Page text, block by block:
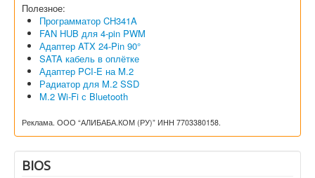
Полезное:
Программатор CH341A
FAN HUB для 4-pin PWM
Адаптер ATX 24-Pin 90°
SATA кабель в оплётке
Адаптер PCI-E на M.2
Радиатор для M.2 SSD
M.2 Wi-Fi с Bluetooth
Реклама. ООО “АЛИБАБА.КОМ (РУ)” ИНН 7703380158.
BIOS